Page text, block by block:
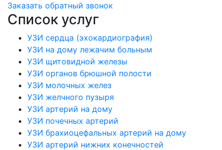
Заказать обратный звонок
Список услуг
УЗИ сердца (эхокардиография)
УЗИ на дому лежачим больным
УЗИ щитовидной железы
УЗИ органов брюшной полости
УЗИ молочных желез
УЗИ желчного пузыря
УЗИ артерий на дому
УЗИ почечных артерий
УЗИ брахиоцефальных артерий на дому
УЗИ артерий нижних конечностей